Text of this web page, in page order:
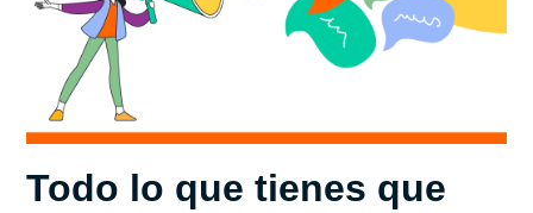
Todo lo que tienes que